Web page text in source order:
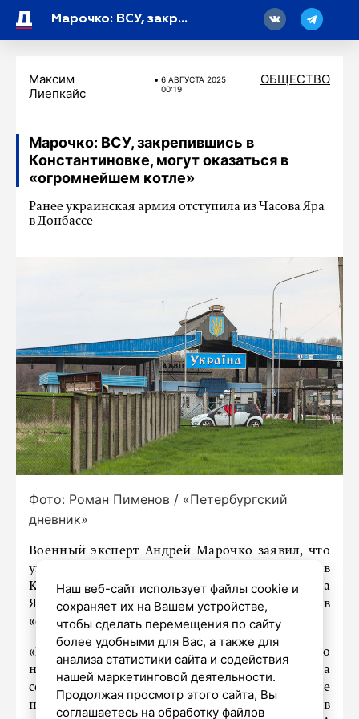
Марочко: ВСУ, закрепившись в Константиновке, могут оказаться в «огромнейшем котле»
Максим
Лиепкайс
6 АВГУСТА 2025
00:19
ОБЩЕСТВО
Марочко: ВСУ, закрепившись в
Константиновке, могут оказаться в
«огромнейшем котле»
Ранее украинская армия отступила из Часова Яра
в Донбассе
Фото: Роман Пименов / «Петербургский
дневник»
Военный эксперт Андрей Марочко заявил, что
украинская армия, закрепившись в
Константиновке после отступления из Часова
Яра в Донбассе, может оказаться в
«огромнейшем котле».
«Продвижение западнее Часова Яра по
направлению Дружковки и юго-западнее на
север может просто перерезать логистические
пути, и, по сути, украинские боевики окажутся в
Наш веб-сайт использует файлы cookie и
сохраняет их на Вашем устройстве,
чтобы сделать перемещения по сайту
более удобными для Вас, а также для
анализа статистики сайта и содействия
нашей маркетинговой деятельности.
Продолжая просмотр этого сайта, Вы
соглашаетесь на обработку файлов